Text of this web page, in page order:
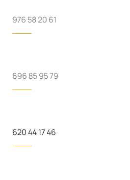
976 58 20 61
696 85 95 79
620 44 17 46